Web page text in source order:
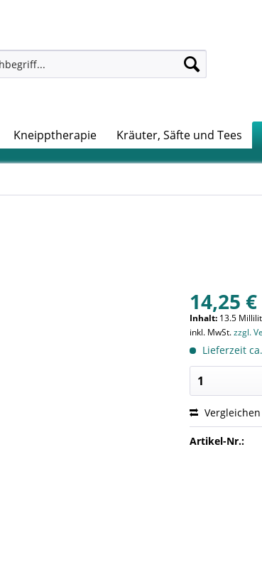
Kneipptherapie Kräuter, Säfte und Tees
14,25
Inhalt: 13.5
inkl. MwSt.zzgl.
Lieferzeit
Vergleichen
Artikel-Nr.: